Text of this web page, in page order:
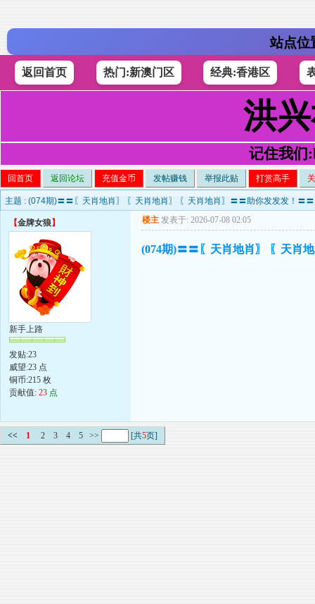
站点位
返回首页 热门:新澳门区 经典:香港区
洪
记住我们
回首页 返回论坛 充值金币 发帖赚钱 举报此贴 打赏高手
主题 : (074期)〓〓〖天肖地肖〗 〖天肖地肖〗 〖天肖地肖〗〓〓助你发发发！〓〓
【金牌女狼】
新手上路
发贴:23
威望:23 点
铜币:215 枚
贡献值: 23 点
楼主 发表于: 2026-07-08 02:05
(074期)〓〓〖天肖地肖〗 〖天肖
<< 1 2 3 4 5 >> [共5页]